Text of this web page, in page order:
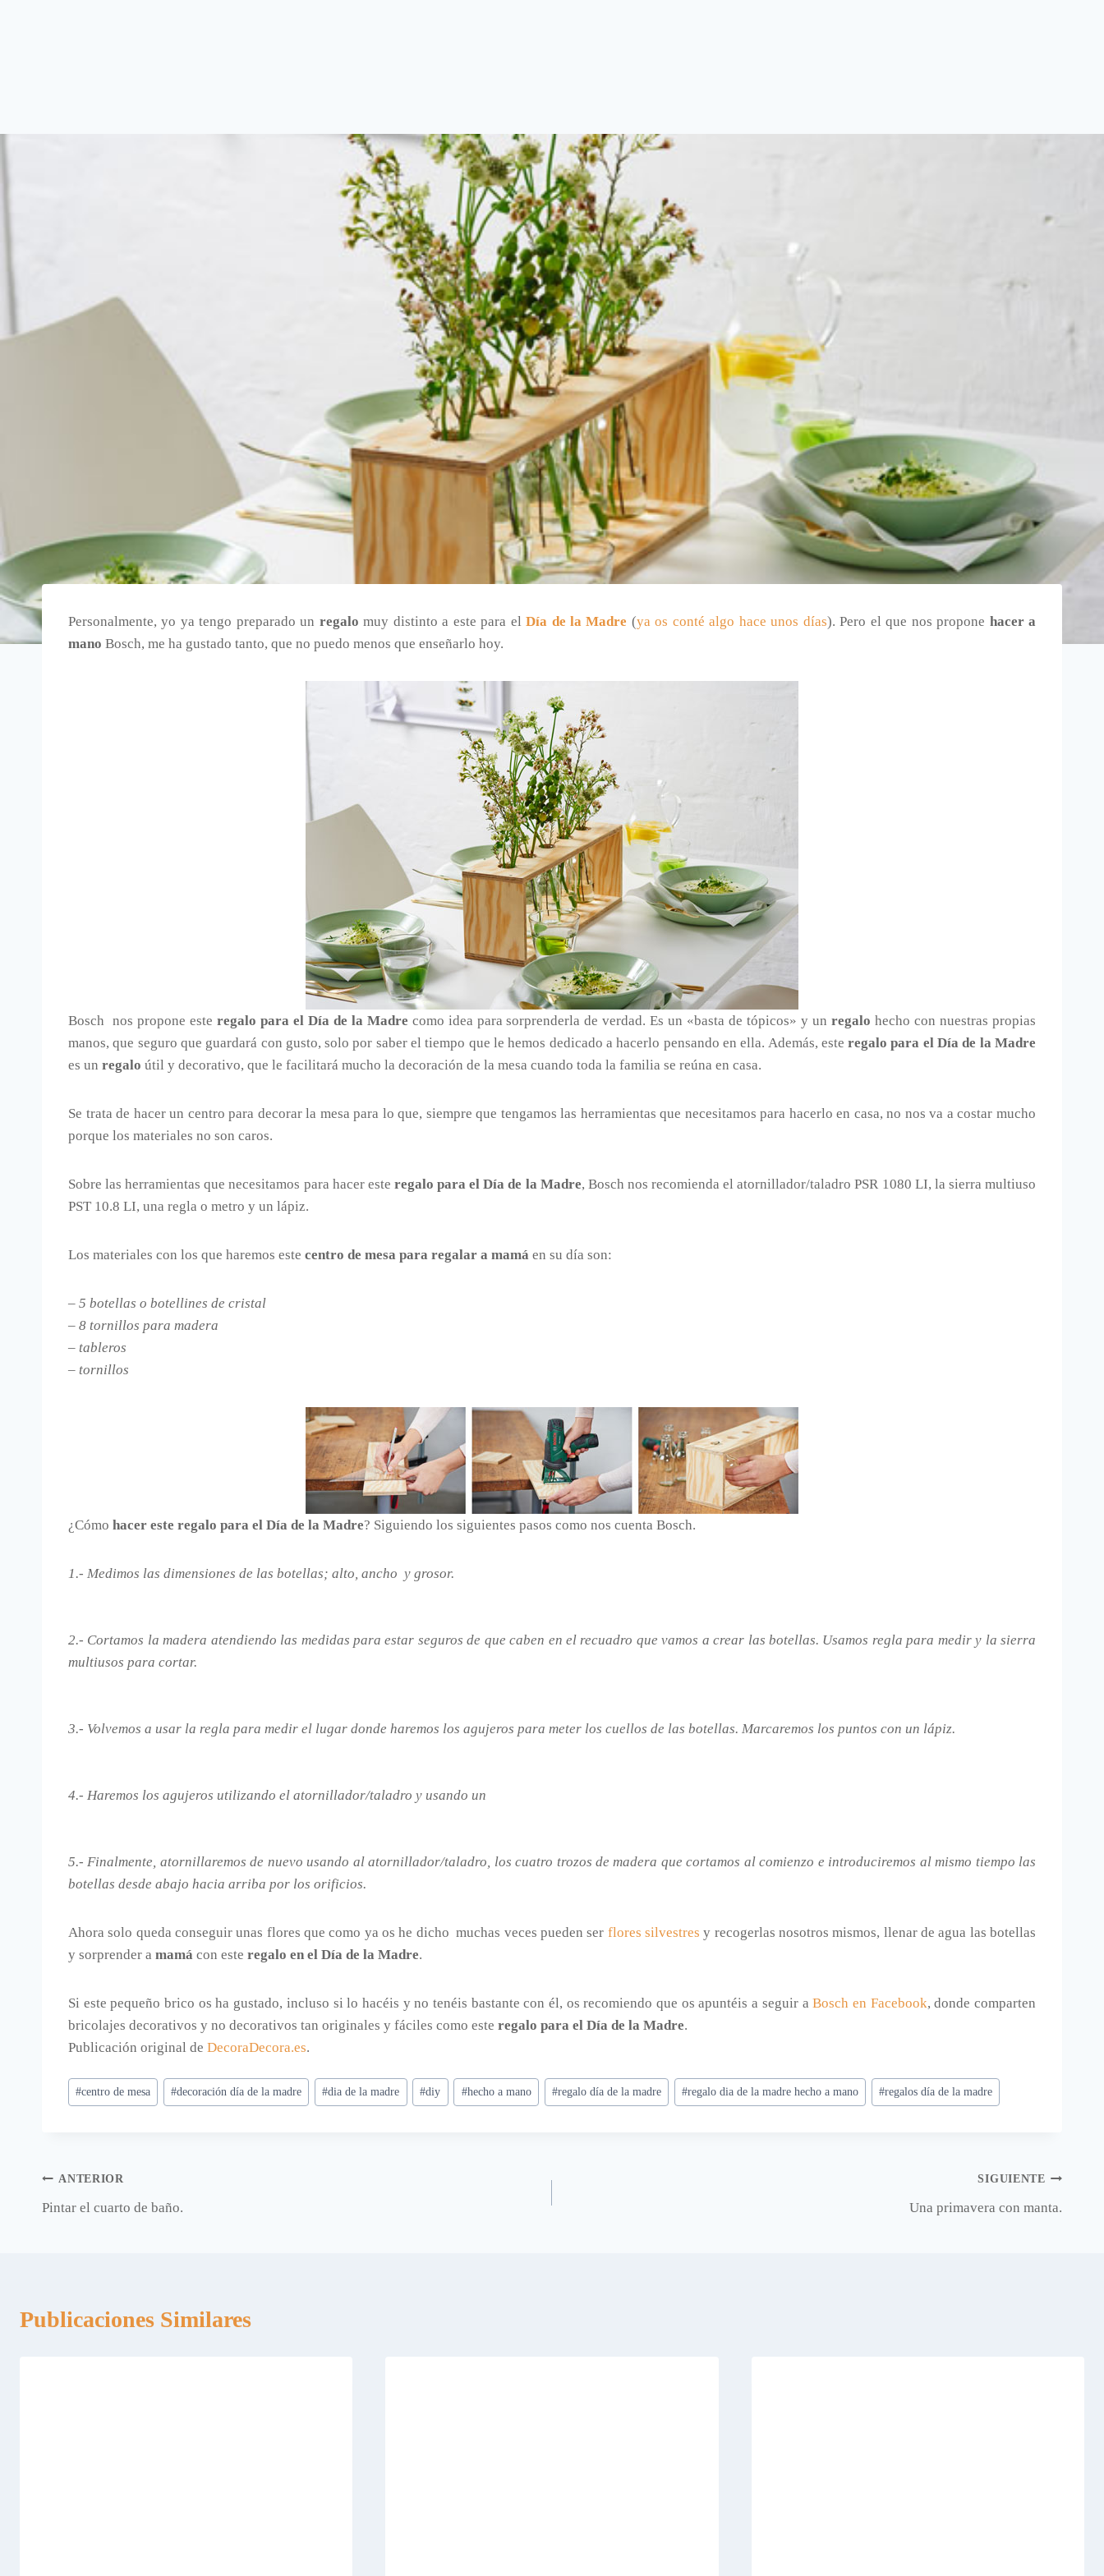
Personalmente, yo ya tengo preparado un regalomuy distinto a este para elDía de la Madre (ya os conté algo hace unos días). Pero el que nos propone hacer a
mano Bosch, me ha gustado tanto, que no puedo menos que enseñarlo hoy.
Bosch nos propone este regalo para el Día de la Madre como idea para sorprenderla de verdad. Es un «basta de tópicos» y unregalohecho con nuestras propias
manos, que seguro que guardará con gusto, solo por saber el tiempo que le hemos dedicado a hacerlo pensando en ella. Además, esteregalo para el Día de la Madre
es un regalo útil y decorativo, que le facilitará mucho la decoración de la mesa cuando toda la familia se reúna en casa.
Se trata de hacer un centro para decorar la mesa para lo que, siempre que tengamos las herramientas que necesitamos para hacerlo en casa, no nos va a costar mucho
porque los materiales no son caros.
Sobre las herramientas que necesitamos para hacer este regalo para el Día de la Madre, Bosch nos recomienda el atornillador/taladro PSR 1080 LI, la sierra multiuso
PST 10.8 LI, una regla o metro y un lápiz.
Los materiales con los que haremos este centro de mesa para regalar a mamá en su día son:
– 5 botellas o botellines de cristal
– 8 tornillos para madera
– tableros
– tornillos
¿Cómo hacer este regalo para el Día de la Madre? Siguiendo los siguientes pasos como nos cuenta Bosch.
1.- Medimos las dimensiones de las botellas; alto, ancho y grosor.
2.- Cortamos la madera atendiendo las medidas para estar seguros de que caben en el recuadro que vamos a crear las botellas. Usamos regla para medir y la sierra
multiusos para cortar.
3.- Volvemos a usar la regla para medir el lugar donde haremos los agujeros para meter los cuellos de las botellas. Marcaremos los puntos con un lápiz.
4.- Haremos los agujeros utilizando el atornillador/taladro y usando un
5.- Finalmente, atornillaremos de nuevo usando al atornillador/taladro, los cuatro trozos de madera que cortamos al comienzo e introduciremos al mismo tiempo las
botellas desde abajo hacia arriba por los orificios.
Ahora solo queda conseguir unas flores que como ya os he dicho muchas veces pueden ser flores silvestres y recogerlas nosotros mismos, llenar de agua las botellas
y sorprender a mamá con este regalo en el Día de la Madre.
Si este pequeño brico os ha gustado, incluso si lo hacéis y no tenéis bastante con él, os recomiendo que os apuntéis a seguir aBosch en Facebook, donde comparten
bricolajes decorativos y no decorativos tan originales y fáciles como este regalo para el Día de la Madre.
Publicación original de DecoraDecora.es.
Etiquetas
de
#centro de mesa #decoración día de la madre #dia de la madre #diy #hecho a mano #regalo día de la madre #regalo dia de la madre hecho a mano #regalos día de la madre
Navegación
de
ANTERIOR
Pintar el cuarto de baño.
SIGUIENTE
Una primavera con manta.
Publicaciones Similares